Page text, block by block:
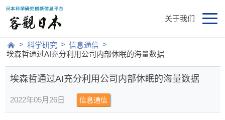
关于我们
> 科学研究 > 信息通信 >
埃森哲通过AI充分利用公司内部休眠的海量数据
埃森哲通过AI充分利用公司内部休眠的海量数据
2022年05月26日 信息通信